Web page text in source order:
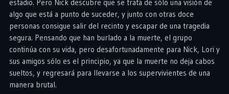
estadio. Pero Nick descubre que se trata de sólo una visión de
algo que está a punto de suceder, y junto con otras doce
personas consigue salir del recinto y escapar de una tragedia
segura. Pensando que han burlado a la muerte, el grupo
continúa con su vida, pero desafortunadamente para Nick, Lori y
sus amigos sólo es el principio, ya que la muerte no deja cabos
sueltos, y regresará para llevarse a los supervivientes de una
manera brutal.